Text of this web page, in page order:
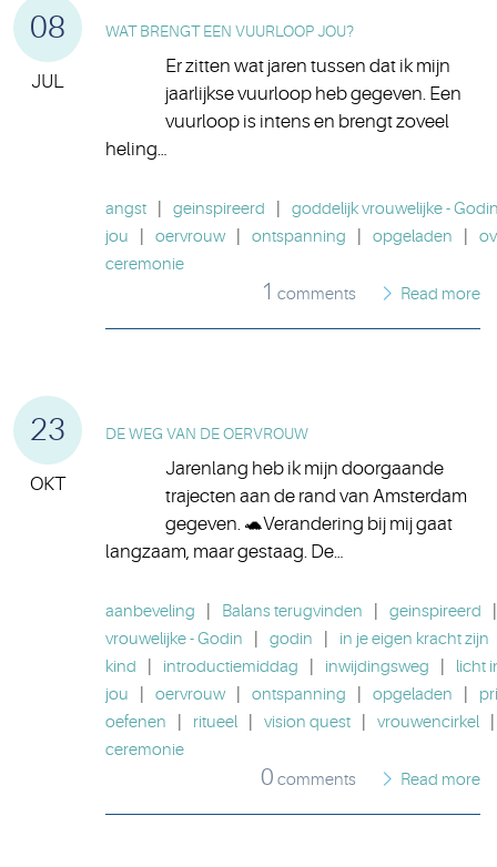
08
JUL
WAT BRENGT EEN VUURLOOP JOU?
Er zitten wat jaren tussen dat ik mijn
jaarlijkse vuurloop heb gegeven. Een
vuurloop is intens en brengt zoveel
heling…
angst geinspireerd
goddelijk vrouwelijke -
jou
oervrouw ontspanning opgeladen
ceremonie
1 comments Read more
23
OKT
DE WEG VAN DE OERVROUW
Jarenlang heb ik mijn doorgaande
trajecten aan de rand van Amsterdam
gegeven. 🐢Verandering bij mij gaat
langzaam, maar gestaag. De…
aanbeveling Balans terugvinden geinspireerd
vrouwelijke - Godin
godin
in je eigen kracht zijn
kind
introductiemiddag inwijdingsweg
licht
jou
oervrouw ontspanning opgeladen
oefenen
ritueel vision quest vrouwencirkel
ceremonie
0 comments Read more